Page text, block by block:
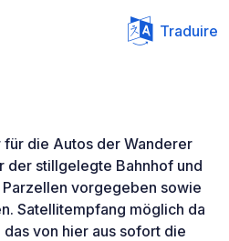
Traduire
die Autos der Wanderer
der stillgelegte Bahnhof und
vorgegeben sowie
Satellitempfang möglich da
von hier aus sofort die